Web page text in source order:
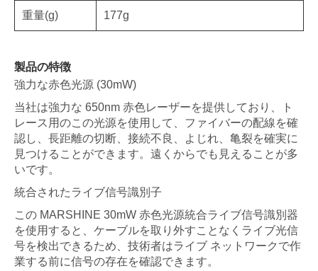
重量(g) 177g
製品の特徴
強力な赤色光源 (30mW)
当社は強力な 650nm 赤色レーザーを提供しており、ト
レース用のこの光源を使用して、ファイバーの配線を確
認し、長距離の切断、接続不良、よじれ、亀裂を確実に
見つけることができます。遠くからでも見えることが多
いです。
統合されたライブ信号識別子
この MARSHINE 30mW 赤色光源統合ライブ信号識別器
を使用すると、ケーブルを取り外すことなくライブ光信
号を検出できるため、技術者はライブ ネットワークで作
業する前に信号の存在を確認できます。